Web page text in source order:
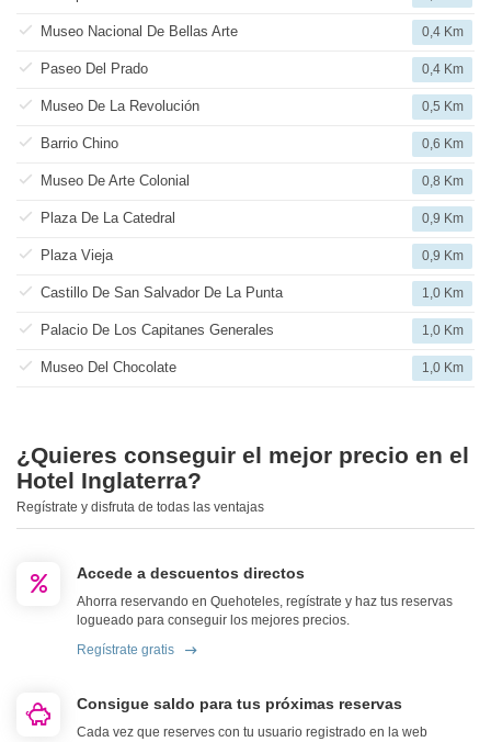
Museo Nacional De Bellas Arte 0,4 Km
Paseo Del Prado 0,4 Km
Museo De La Revolución 0,5 Km
Barrio Chino 0,6 Km
Museo De Arte Colonial 0,8 Km
Plaza De La Catedral 0,9 Km
Plaza Vieja 0,9 Km
Castillo De San Salvador De La Punta 1,0 Km
Palacio De Los Capitanes Generales 1,0 Km
Museo Del Chocolate 1,0 Km
¿Quieres conseguir el mejor precio en el
Hotel Inglaterra?
Regístrate y disfruta de todas las ventajas
Accede a descuentos directos
Ahorra reservando en Quehoteles, regístrate y haz tus reservas
logueado para conseguir los mejores precios.
Regístrate gratis
Consigue saldo para tus próximas reservas
Cada vez que reserves con tu usuario registrado en la web